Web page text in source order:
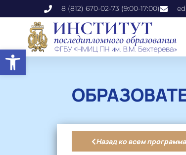
Открыть панель инструментов
8 (812) 670-02-73 (9:00-17:00)
Назад ко всем